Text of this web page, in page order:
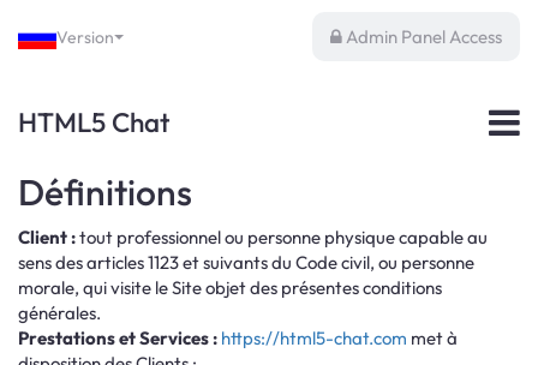
Version Admin Panel Access
HTML5 Chat
Définitions
Client :tout professionnel ou personne physique capable au
sens des articles 1123 et suivants du Code civil, ou personne
morale, qui visite le Site objet des présentes conditions
générales.
Prestations et Services : https://html5-chat.com met à